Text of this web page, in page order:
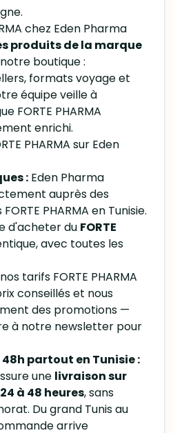
chez Eden Pharma
produits de la marque
boutique :
formats voyage et
équipe veille à
FORTE PHARMA
enrichi.
PHARMA sur Eden
: Eden Pharma
auprès des
PHARMA en Tunisie.
d'acheter du FORTE
avec toutes les
nos tarifs FORTE PHARMA
conseillés et nous
des promotions —
à notre newsletter pour
partout en Tunisie :
une livraison sur
à 48 heures, sans
Du grand Tunis au
arrive